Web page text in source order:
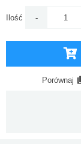
Ilość
Porównaj